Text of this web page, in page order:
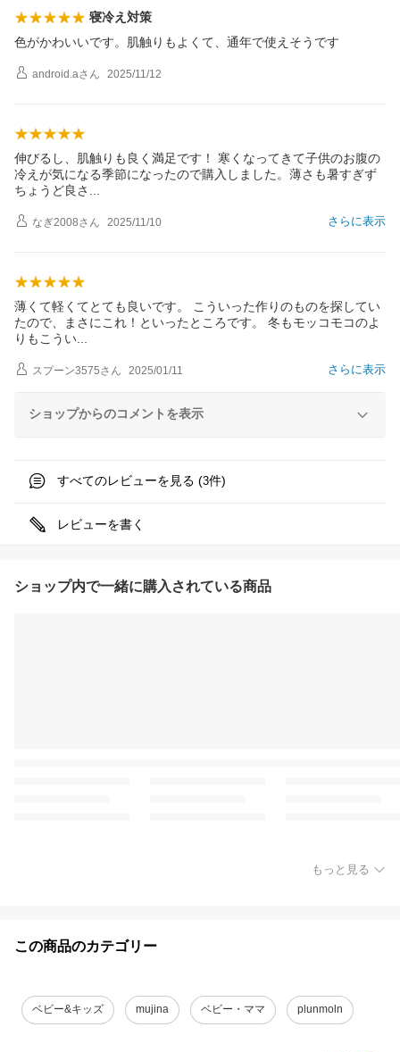
寝冷え対策
色がかわいいです。肌触りもよくて、通年で使えそうです
android.aさん 2025/11/12
伸びるし、肌触りも良く満足です！ 寒くなってきて子供のお腹の
冷えが気になる季節になったので購入しました。薄さも暑すぎず
ちょうど良さ
さらに表示
なぎ2008さん 2025/11/10
薄くて軽くてとても良いです。 こういった作りのものを探してい
たので、まさにこれ！といったところです。 冬もモッコモコのよ
りもこう い
さらに表示
スプーン3575さん 2025/01/11
ショップからのコメントを表示
すべてのレビューを見る (3件)
レビューを書く
ショップ内で一緒に購入されている商品
もっと見る
この商品のカテゴリー
ベビー&キッズ mujina ベビー・ママ plunmoln